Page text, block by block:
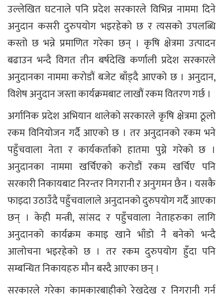
उल्लेखित घटनाले पनि प्रदेश सरकारले विभिन्न नाममा दिने
अनुदान कसरी दुरुपयोग भइरहेको छ र त्यसको उपलब्धि
कस्तो छ भन्ने प्रमाणित गरेका छन् । कृषि क्षेत्रमा उत्पादन
बढाउन भन्दै विगत तीन बर्षदेखि कर्णाली प्रदेश सरकारले
अनुदानका नाममा करोडौं बजेट बाँड्दै आएको छ । अनुदान,
विशेष अनुदान जस्ता कार्यक्रमबाट लाखौं रकम वितरण गर्छ ।
अर्गानिक प्रदेश अभियान थालेको सरकारले कृषि क्षेत्रमा ठूलो
रकम विनियोजन गर्दै आएको छ । तर अनुदानको रकम भने
पहुँचवाला नेता र कार्यकर्ताको हातमा पुग्ने गरेको छ ।
अनुदानका नाममा खर्चिएको करोडौं रकम खर्चिए पनि
सरकारी निकायबाट निरन्तर निगरानी र अनुगमन छैन । यसकै
फाइदा उठाउँदै पहुँचवालाले अनुदानको दुरुपयोग गर्दै आएका
छन् । केही मन्त्री, सांसद र पहुँचवाला नेताहरुका लागि
अनुदानको कार्यक्रम कमाइ खाने भाँडो नै बनेको भन्दै
आलोचना भइरहेको छ । तर रकम दुरुपयोग हुँदा पनि
सम्बन्धित निकायहरु मौन बस्दै आएका छन् ।
सरकारले गरेका कामकारबाहीको रेखदेख र निगरानी गर्न